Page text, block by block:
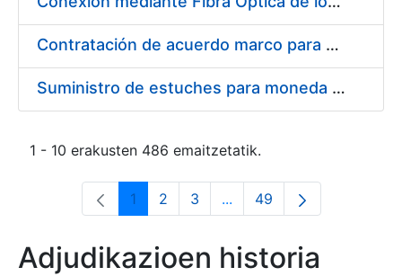
Contratación de acuerdo marco para el Suministro de Material de Electricidad para la Fábrica Nacional de Moneda y Timbre-Real Casa de la Moneda en su centro de trabajo de Burgos
Suministro de estuches para moneda de 30 €
1 - 10 erakusten 486 emaitzetatik.
Orrialdea
1 Orrialdea
2 Orrialdea
3 ...Intermediate Pages Use
Orrialdea
49
Adjudikazioen historia